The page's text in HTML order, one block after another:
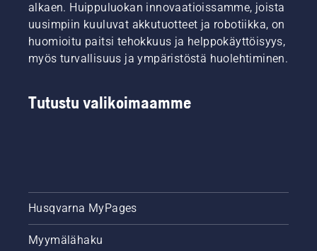
alkaen. Huippuluokan innovaatioissamme, joista
uusimpiin kuuluvat akkutuotteet ja robotiikka, on
huomioitu paitsi tehokkuus ja helppokäyttöisyys,
myös turvallisuus ja ympäristöstä huolehtiminen.
Tutustu valikoimaamme
Husqvarna MyPages
Myymälähaku